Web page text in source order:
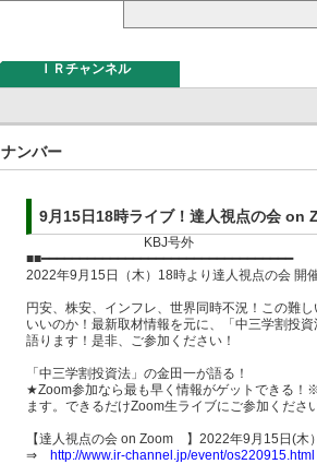
ＩＲチャンネル
ナンバー
9月15日18時ライブ！達人視点の会 on
KBJ号外
■■━━━━━━━━━━━━━━━━━━━━━━━━━━━━━━━━━
2022年9月15日（木）18時より達人視点の会 開
円安、株安、インフレ、世界同時不況！この難
いいのか！最新取材情報を元に、「中三学割投
語ります！是非、ご参加ください！
「中三学割投資法」の金田一が語る！
★Zoom参加なら最も早く情報がゲットできる！
ます。できるだけZoom生ライブにご参加くださ
【達人視点の会 on Zoom 】2022年9月15日(
⇒ http://www.ir-channel.jp/event/os220915.html